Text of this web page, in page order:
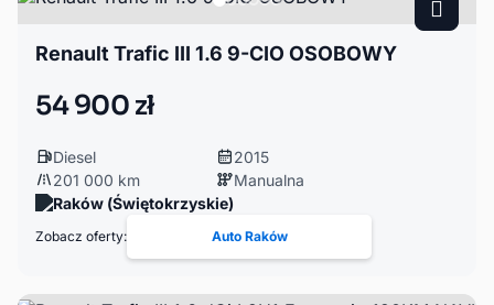
Renault Trafic III 1.6 9-CIO OSOBOWY
54 900 zł
Diesel
2015
201 000 km
Manualna
Raków (Świętokrzyskie)
Zobacz oferty: Auto Raków